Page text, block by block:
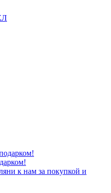
к нам за покупкой и